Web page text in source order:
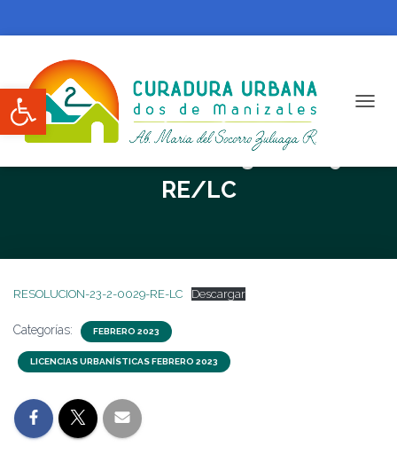
Abrir barra de herramientas
RESOLUCION N. 23-2-0029-
RE/LC
RESOLUCION-23-2-0029-RE-LC Descargar
Categorías: FEBRERO 2023
LICENCIAS URBANÍSTICAS FEBRERO 2023